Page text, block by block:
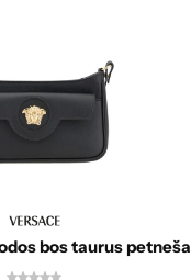
bos taurus petneša